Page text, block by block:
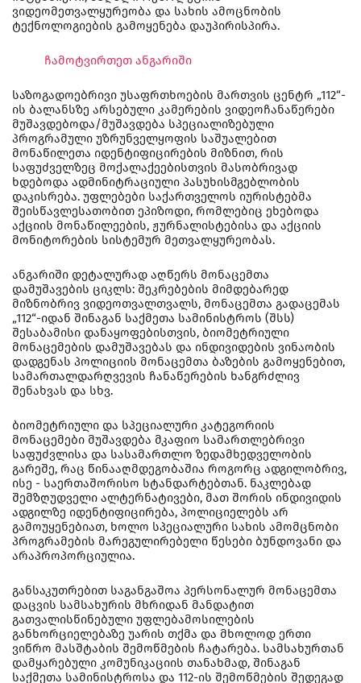
ვიდეომეთვალყურეობა და სახის ამოცნობის
ტექნოლოგიების გამოყენება დაუპირისპირა.
ჩამოტვირთეთ ანგარიში
საზოგადოებრივი უსაფრთხოების მართვის ცენტრ „112“-
ის ბალანსზე არსებული კამერების ვიდეოჩანაწერები
მუშავდებოდა/მუშავდება სპეციალიზებული
პროგრამული უზრუნველყოფის საშუალებით
მონაწილეთა იდენტიფიცირების მიზნით, რის
საფუძველზეც მოქალაქეებისთვის მასობრივად
ხდებოდა ადმინიტრაციული პასუხისმგებლობის
დაკისრება. უფლებები საქართველოს იურისტებმა
შეისწავლესათობით ეპიზოდი, რომლებიც ეხებოდა
აქციის მონაწილეების, ჟურნალისტებისა და აქციის
მონიტორების სისტემურ მეთვალყურეობას.
ანგარიში დეტალურად აღწერს მონაცემთა
დამუშავების ციკლს: შეკრებების მიმდებარედ
მიზნობრივ ვიდეოთვალთვალს, მონაცემთა გადაცემას
„112“-იდან შინაგან საქმეთა სამინისტროს (შსს)
შესაბამისი დანაყოფებისთვის, ბიომეტრიული
მონაცემების დამუშავებას და ინდივიდების ვინაობის
დადგენას პოლიციის მონაცემთა ბაზების გამოყენებით,
სამართალდარღვევის ჩანაწერების ხანგრძლივ
შენახვას და სხვ.
ბიომეტრიული და სპეციალური კატეგორიის
მონაცემები მუშავდება მკაფიო სამართლებრივი
საფუძვლისა და სასამართლო ზედამხედველობის
გარეშე, რაც წინააღმდეგობაშია როგორც ადგილობრივ,
ისე - საერთაშორისო სტანდარტებთან. ნაკლებად
შემზღუდველი ალტერნატივები, მათ შორის ინდივიდის
ადგილზე იდენტიფიცირება, პოლიციელებს არ
გამოუყენებიათ, ხოლო სპეციალური სახის ამომცნობი
პროგრამების მარეგულირებელი წესები ბუნდოვანი და
არაპროპორციულია.
განსაკუთრებით საგანგაშოა პერსონალურ მონაცემთა
დაცვის სამსახურის მხრიდან მანდატით
გათვალისწინებული უფლებამოსილების
განხორციელებაზე უარის თქმა და მხოლოდ ერთი
ვიწრო მასშტაბის შემოწმების ჩატარება. სამსახურთან
დამყარებული კომუნიკაციის თანახმად, შინაგან
საქმეთა სამინისტროსა და 112-ის შემოწმების შედეგად